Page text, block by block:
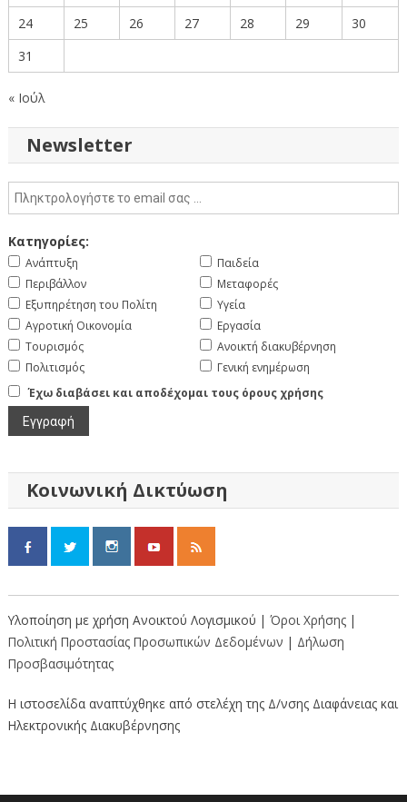
24
25 26 27 28 29
30
31
« Ιούλ
Newsletter
Κατηγορίες:
Ανάπτυξη
Περιβάλλον
Εξυπηρέτηση του Πολίτη
Αγροτική Οικονομία
Τουρισμός
Πολιτισμός
Παιδεία
Μεταφορές
Υγεία
Εργασία
Ανοικτή διακυβέρνηση
Γενική ενημέρωση
Έχω διαβάσει και αποδέχομαι τους όρους χρήσης
Κοινωνική Δικτύωση
Υλοποίηση με χρήση Ανοικτού Λογισμικού | Όροι Χρήσης |
Πολιτική Προστασίας Προσωπικών Δεδομένων | Δήλωση
Προσβασιμότητας
Η ιστοσελίδα αναπτύχθηκε από στελέχη της Δ/νσης Διαφάνειας και
Ηλεκτρονικής Διακυβέρνησης